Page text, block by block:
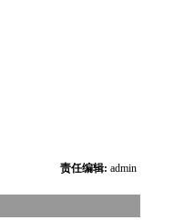
责任编辑: admin